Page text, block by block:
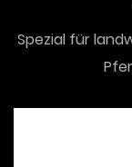
Spezial für